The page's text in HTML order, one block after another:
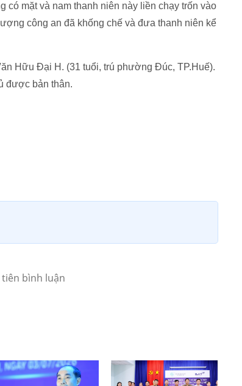
mặt và nam thanh niên này liền chạy trốn vào
công an đã khống chế và đưa thanh niên kể
Hữu Đại H. (31 tuổi, trú phường Đúc, TP.Huế).
được bản thân.